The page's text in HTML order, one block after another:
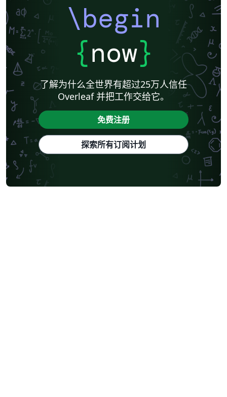
\begin
{now}
了解为什么全世界有超过25万人信任
Overleaf 并把工作交给它。
免费注册
探索所有订阅计划